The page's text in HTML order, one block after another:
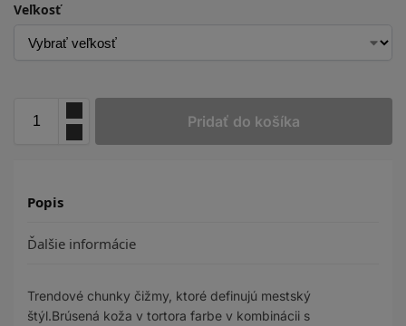
Veľkosť
Pridať do košíka
Popis
Ďalšie informácie
Trendové chunky čižmy, ktoré definujú mestský
štýl.Brúsená koža v tortora farbe v kombinácii s